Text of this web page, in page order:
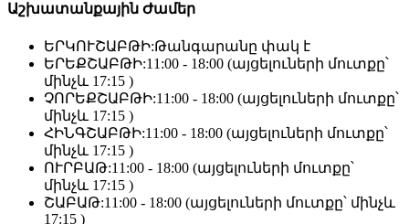
Աշխատանքային Ժամեր
ԵՐԿՈՒՇԱԲԹԻ:Թանգարանը փակ է
ԵՐԵՔՇԱԲԹԻ:11:00 - 18:00 (այցելուների մուտքը՝
մինչև 17:15 )
ՉՈՐԵՔՇԱԲԹԻ:11:00 - 18:00 (այցելուների մուտքը՝
մինչև 17:15 )
ՀԻՆԳՇԱԲԹԻ:11:00 - 18:00 (այցելուների մուտքը՝
մինչև 17:15 )
ՈՒՐԲԱԹ:11:00 - 18:00 (այցելուների մուտքը՝
մինչև 17:15 )
ՇԱԲԱԹ:11:00 - 18:00 (այցելուների մուտքը՝ մինչև
17:15 )